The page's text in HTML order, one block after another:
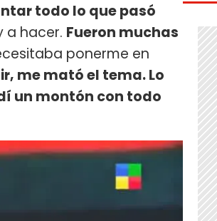
todo lo que pasó
a hacer. Fueron muchas
ponerme en
me mató el tema. Lo
un montón con todo